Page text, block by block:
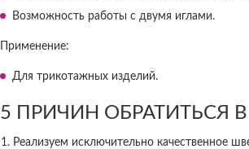
Возможность работы с двумя иглами.
Применение:
Для трикотажных изделий.
5 ПРИЧИН ОБРАТИТЬСЯ В
Реализуем исключительно качественное